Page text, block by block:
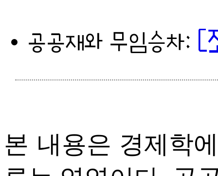
공공재와 무임승차: [
본 내용은 경제학